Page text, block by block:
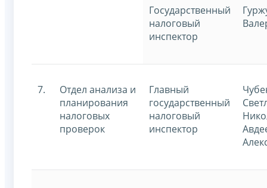
Государственный
налоговый
инспектор
7.
Отдел анализа и
планирования
налоговых
проверок
Главный
государственный
налоговый
инспектор